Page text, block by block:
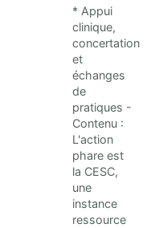
* Appui
clinique,
concertation
et
échanges
de
pratiques -
Contenu :
L'action
phare est
la CESC,
une
instance
ressource